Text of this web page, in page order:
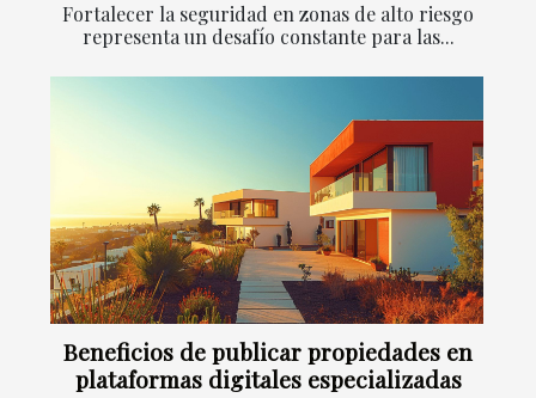
Fortalecer la seguridad en zonas de alto riesgo
representa un desafío constante para las...
Beneficios de publicar propiedades en
plataformas digitales especializadas